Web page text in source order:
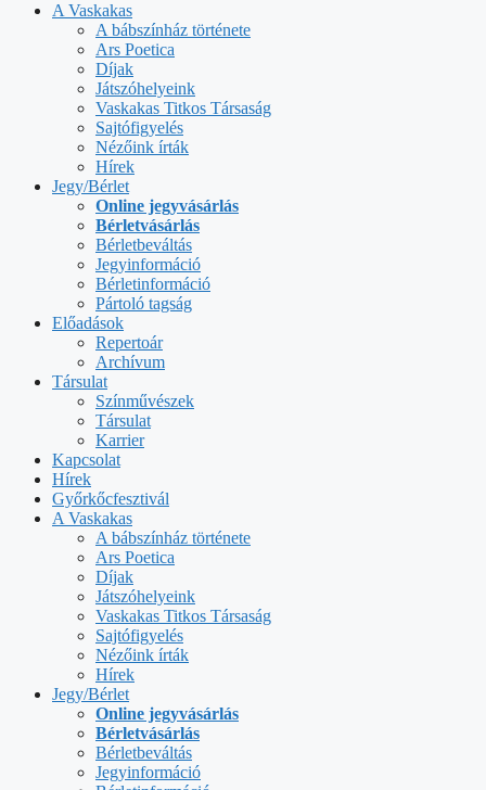
A Vaskakas
A bábszínház története
Ars Poetica
Díjak
Játszóhelyeink
Vaskakas Titkos Társaság
Sajtófigyelés
Nézőink írták
Hírek
Jegy/Bérlet
Online jegyvásárlás
Bérletvásárlás
Bérletbeváltás
Jegyinformáció
Bérletinformáció
Pártoló tagság
Előadások
Repertoár
Archívum
Társulat
Színművészek
Társulat
Karrier
Kapcsolat
Hírek
Győrkőcfesztivál
A Vaskakas
A bábszínház története
Ars Poetica
Díjak
Játszóhelyeink
Vaskakas Titkos Társaság
Sajtófigyelés
Nézőink írták
Hírek
Jegy/Bérlet
Online jegyvásárlás
Bérletvásárlás
Bérletbeváltás
Jegyinformáció